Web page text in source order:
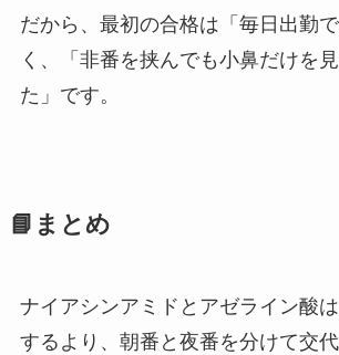
だから、最初の合格は「毎日出勤
く、「非番を挟んでも小鼻だけを
た」です。
📘まとめ
ナイアシンアミドとアゼライン酸
するより、朝番と夜番を分けて交